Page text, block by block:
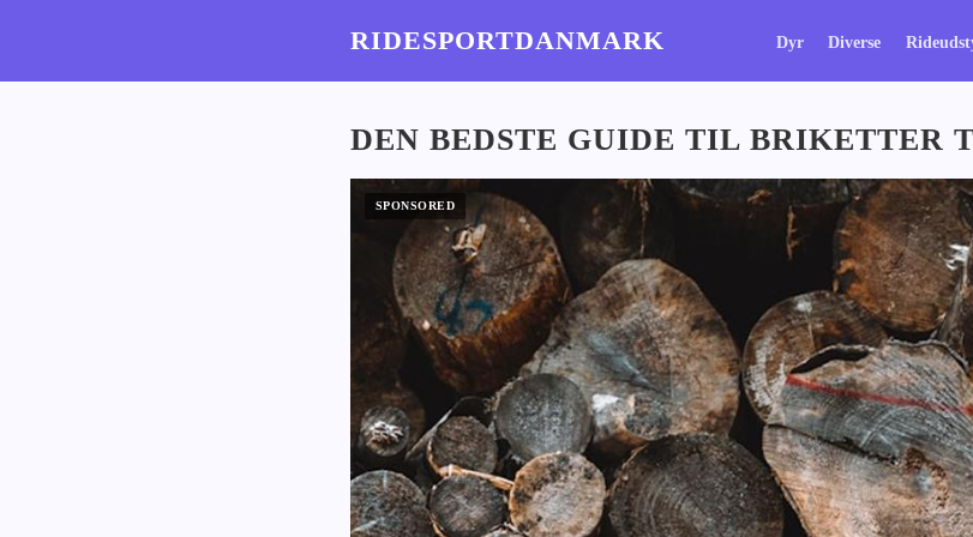
RIDESPORTDANMARK Dyr Diverse
DEN BEDSTE GUIDE TIL BRIKETTER